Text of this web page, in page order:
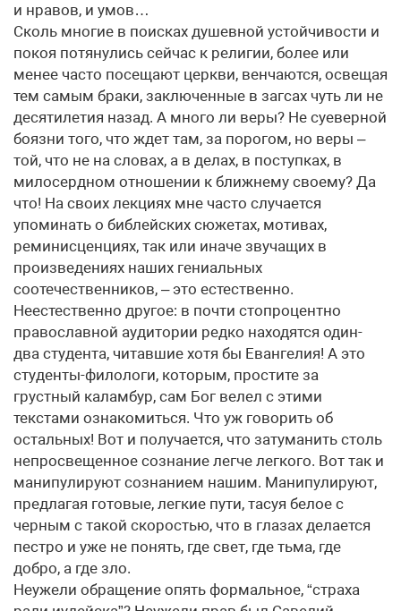
и нравов, и умов…
Сколь многие в поисках душевной устойчивости и
покоя потянулись сейчас к религии, более или
менее часто посещают церкви, венчаются, освещая
тем самым браки, заключенные в загсах чуть ли не
десятилетия назад. А много ли веры? Не суеверной
боязни того, что ждет там, за порогом, но веры –
той, что не на словах, а в делах, в поступках, в
милосердном отношении к ближнему своему? Да
что! На своих лекциях мне часто случается
упоминать о библейских сюжетах, мотивах,
реминисценциях, так или иначе звучащих в
произведениях наших гениальных
соотечественников, – это естественно.
Неестественно другое: в почти стопроцентно
православной аудитории редко находятся один-
два студента, читавшие хотя бы Евангелия! А это
студенты-филологи, которым, простите за
грустный каламбур, сам Бог велел с этими
текстами ознакомиться. Что уж говорить об
остальных! Вот и получается, что затуманить столь
непросвещенное сознание легче легкого. Вот так и
манипулируют сознанием нашим. Манипулируют,
предлагая готовые, легкие пути, тасуя белое с
черным с такой скоростью, что в глазах делается
пестро и уже не понять, где свет, где тьма, где
добро, а где зло.
Неужели обращение опять формальное, “страха